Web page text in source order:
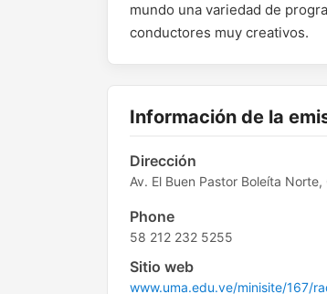
mundo una variedad de
conductores muy creativos.
Información de la
Dirección
Av. El Buen Pastor Boleíta
Phone
58 212 232 5255
Sitio web
www.uma.edu.ve/minisite/167/